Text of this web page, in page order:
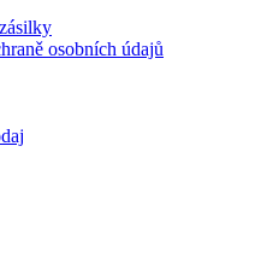
osobních údajů